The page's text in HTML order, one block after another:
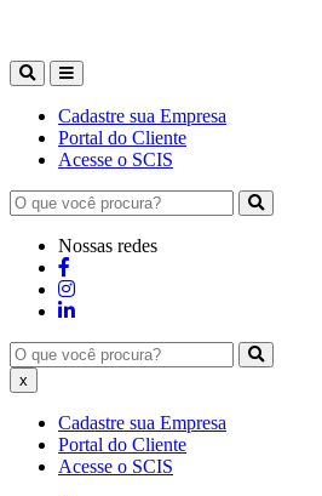
Cadastre sua Empresa
Portal do Cliente
Acesse o SCIS
Nossas redes
x
Cadastre sua Empresa
Portal do Cliente
Acesse o SCIS